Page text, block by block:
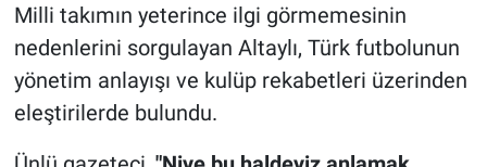
Milli takımın yeterince ilgi görmemesinin
nedenlerini sorgulayan Altaylı, Türk futbolunun
yönetim anlayışı ve kulüp rekabetleri üzerinden
eleştirilerde bulundu.